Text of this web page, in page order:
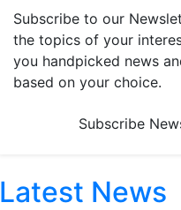
Subscribe to our
the topics of your
you handpicked news
based on your choice.
Subscribe
Latest News